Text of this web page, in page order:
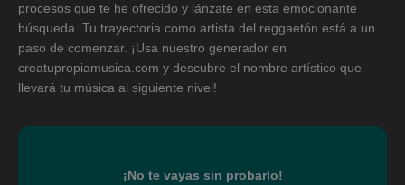
procesos que te he ofrecido y lánzate en esta emocionante
búsqueda. Tu trayectoria como artista del reggaetón está a un
paso de comenzar. ¡Usa nuestro generador en
creatupropiamusica.com y descubre el nombre artístico que
llevará tu música al siguiente nivel!
¡No te vayas sin probarlo!